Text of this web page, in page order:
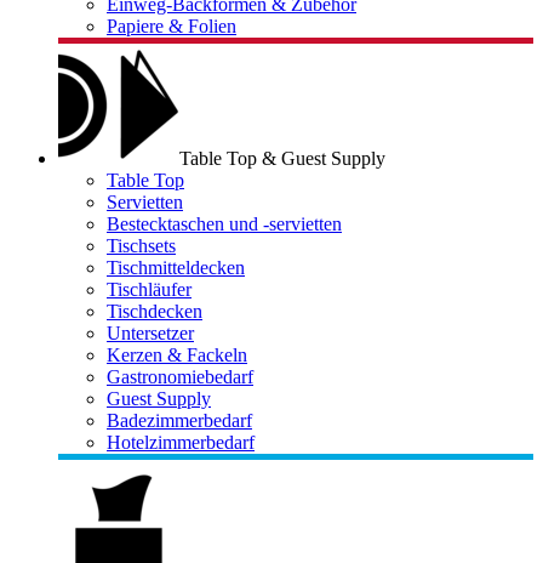
Einweg-Backformen & Zubehör
Papiere & Folien
Table Top & Guest Supply
Table Top
Servietten
Bestecktaschen und -servietten
Tischsets
Tischmitteldecken
Tischläufer
Tischdecken
Untersetzer
Kerzen & Fackeln
Gastronomiebedarf
Guest Supply
Badezimmerbedarf
Hotelzimmerbedarf